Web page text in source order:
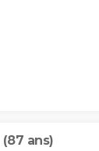
(87 ans)